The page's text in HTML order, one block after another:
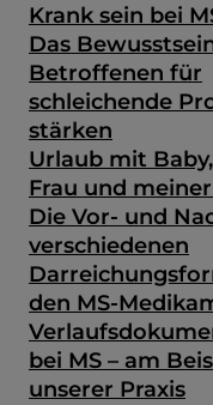
Krank sein bei
Das
Betroffenen für
schleichende
stärken
Urlaub mit
Frau und
Die Vor- und
verschiedenen
den MS-
bei MS – am
unserer Praxis